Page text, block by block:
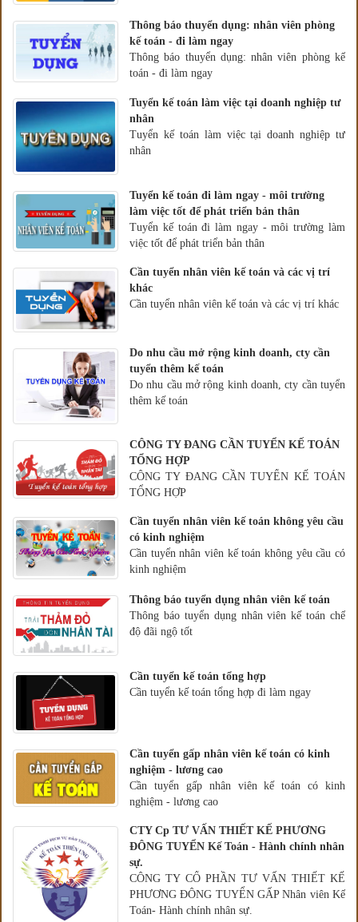
Thông báo thuyển dụng: nhân viên phòng
kế toán - đi làm ngay
Thông báo thuyển dụng: nhân viên phòng kế
toán - đi làm ngay
Tuyển kế toán làm việc tại doanh nghiệp tư
nhân
Tuyển kế toán làm việc tại doanh nghiệp tư
nhân
Tuyển kế toán đi làm ngay - môi trường
làm việc tốt để phát triển bản thân
Tuyển kế toán đi làm ngay - môi trường làm
việc tốt để phát triển bản thân
Cần tuyển nhân viên kế toán và các vị trí
khác
Cần tuyển nhân viên kế toán và các vị trí khác
Do nhu cầu mở rộng kinh doanh, cty cần
tuyển thêm kế toán
Do nhu cầu mở rộng kinh doanh, cty cần tuyển
thêm kế toán
CÔNG TY ĐANG CẦN TUYỂN KẾ TOÁN
TỔNG HỢP
CÔNG TY ĐANG CẦN TUYỂN KẾ TOÁN
TỔNG HỢP
Cần tuyển nhân viên kế toán không yêu cầu
có kinh nghiệm
Cần tuyển nhân viên kế toán không yêu cầu có
kinh nghiệm
Thông báo tuyển dụng nhân viên kế toán
Thông báo tuyển dụng nhân viên kế toán chế
độ đãi ngộ tốt
Cần tuyển kế toán tổng hợp
Cần tuyển kế toán tổng hợp đi làm ngay
Cần tuyển gấp nhân viên kế toán có kinh
nghiệm - lương cao
Cần tuyển gấp nhân viên kế toán có kinh
nghiệm - lương cao
CTY Cp TƯ VẤN THIẾT KẾ PHƯƠNG
ĐÔNG TUYỂN Kế Toán - Hành chính nhân
sự.
CÔNG TY CỔ PHẦN TƯ VẤN THIẾT KẾ
PHƯƠNG ĐÔNG TUYỂN GẤP Nhân viên Kế
Toán- Hành chính nhân sự.